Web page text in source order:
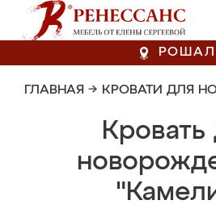
ГЛАВНАЯ → КРОВАТИ ДЛЯ
Кровать